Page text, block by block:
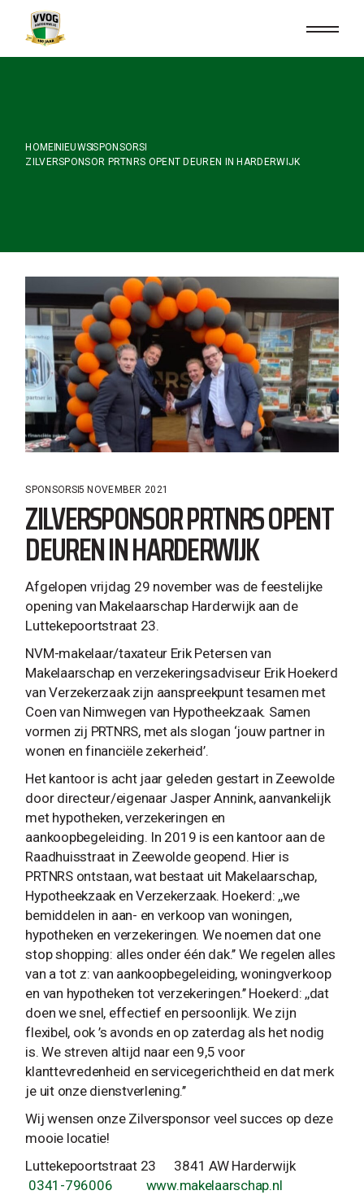
content
HOME NIEUWSSPONSORS
ZILVERSPONSOR PRTNRS OPENT DEUREN IN HARDERWIJK
SPONSORS5 NOVEMBER 2021
ZILVERSPONSOR PRTNRS OPENT
DEUREN IN HARDERWIJK
Afgelopen vrijdag 29 november was de feestelijke
opening van Makelaarschap Harderwijk aan de
Luttekepoortstraat 23.
NVM-makelaar/taxateur Erik Petersen van
Makelaarschap en verzekeringsadviseur Erik Hoekerd
van Verzekerzaak zijn aanspreekpunt tesamen met
Coen van Nimwegen van Hypotheekzaak. Samen
vormen zij PRTNRS, met als slogan ‘jouw partner in
wonen en financiële zekerheid’.
Het kantoor is acht jaar geleden gestart in Zeewolde
door directeur/eigenaar Jasper Annink, aanvankelijk
met hypotheken, verzekeringen en
aankoopbegeleiding. In 2019 is een kantoor aan de
Raadhuisstraat in Zeewolde geopend. Hier is
PRTNRS ontstaan, wat bestaat uit Makelaarschap,
Hypotheekzaak en Verzekerzaak. Hoekerd: ,,we
bemiddelen in aan- en verkoop van woningen,
hypotheken en verzekeringen. We noemen dat one
stop shopping: alles onder één dak.’’ We regelen alles
van a tot z: van aankoopbegeleiding, woningverkoop
en van hypotheken tot verzekeringen.’’ Hoekerd: ,,dat
doen we snel, effectief en persoonlijk. We zijn
flexibel, ook ’s avonds en op zaterdag als het nodig
is. We streven altijd naar een 9,5 voor
klanttevredenheid en servicegerichtheid en dat merk
je uit onze dienstverlening.’’
Wij wensen onze Zilversponsor veel succes op deze
mooie locatie!
Luttekepoortstraat 23 3841 AW Harderwijk
0341-796006
www.makelaarschap.nl